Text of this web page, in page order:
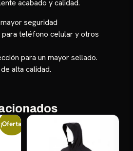
acabado y calidad.
seguridad
teléfono celular y otros
para un mayor sellado.
alta calidad.
¡Oferta!